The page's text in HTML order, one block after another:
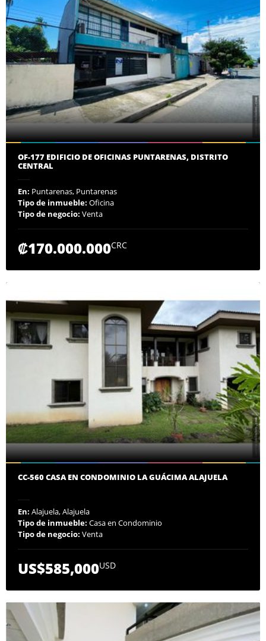
OF-177 EDIFICIO DE OFICINAS PUNTARENAS, DISTRITO
CENTRAL
En: Puntarenas, Puntarenas
Tipo de inmueble: Oficina
Tipo de negocio: Venta
₡170.000.000CRC
CC-560 CASA EN CONDOMINIO LA GUÁCIMA ALAJUELA
En: Alajuela, Alajuela
Tipo de inmueble: Casa en Condominio
Tipo de negocio: Venta
US$585,000USD